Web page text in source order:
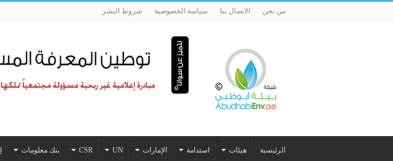
من نحن الاتصال بنا سياسة الخصوصية شروط النشر
الرئيسية هيئات استدامة الإمارات UN
CSR بنك معلومات